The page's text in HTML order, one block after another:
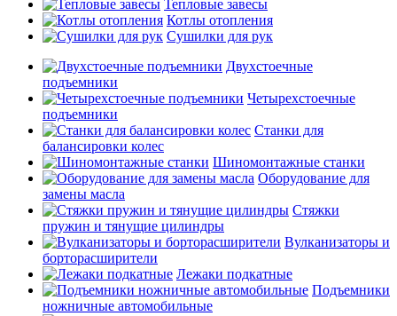
Тепловые завесы
Котлы отопления
Сушилки для рук
Двухстоечные
подъемники
Четырехстоечные
подъемники
Станки для
балансировки колес
Шиномонтажные станки
Оборудование для
замены масла
Стяжки
пружин и тянущие цилиндры
Вулканизаторы и
борторасширители
Лежаки подкатные
Подъемники
ножничные автомобильные